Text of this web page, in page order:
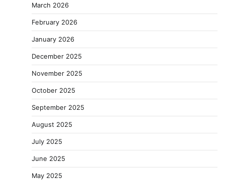
March 2026
February 2026
January 2026
December 2025
November 2025
October 2025
September 2025
August 2025
July 2025
June 2025
May 2025